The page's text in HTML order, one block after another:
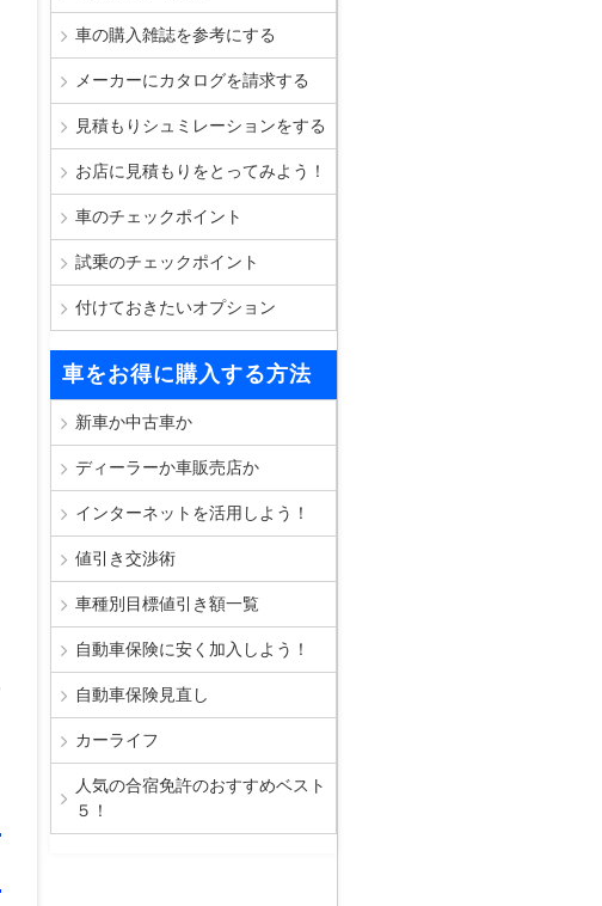
車の購入雑誌を参考にする
メーカーにカタログを請求する
見積もりシュミレーションをする
お店に見積もりをとってみよう！
車のチェックポイント
試乗のチェックポイント
付けておきたいオプション
車をお得に購入する方法
新車か中古車か
ディーラーか車販売店か
インターネットを活用しよう！
値引き交渉術
車種別目標値引き額一覧
自動車保険に安く加入しよう！
自動車保険見直し
カーライフ
人気の合宿免許のおすすめベスト
５！